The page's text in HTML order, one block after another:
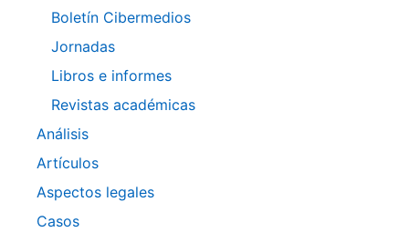
Boletín Cibermedios
Jornadas
Libros e informes
Revistas académicas
Análisis
Artículos
Aspectos legales
Casos